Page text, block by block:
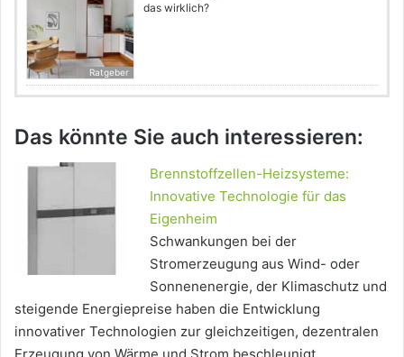
Ratgeber
das wirklich?
Das könnte Sie auch interessieren:
Brennstoffzellen-Heizsysteme:
Innovative Technologie für das
Eigenheim
Schwankungen bei der
Stromerzeugung aus Wind- oder
Sonnenenergie, der Klimaschutz und
steigende Energiepreise haben die Entwicklung
innovativer Technologien zur gleichzeitigen, dezentralen
Erzeugung von Wärme und Strom beschleunigt.